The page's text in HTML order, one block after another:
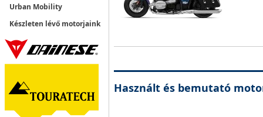
Urban Mobility
Készleten lévő motorjaink
Használt és bemutató